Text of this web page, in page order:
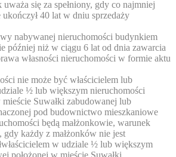
się za spełniony, gdy co najmniej
ukończył 40 lat w dniu sprzedaży
nabywanej nieruchomości budynkiem
później niż w ciągu 6 lat od dnia zawarcia
własności nieruchomości w formie aktu
nie może być właścicielem lub
½ lub większym nieruchomości
Suwałki zabudowanej lub
pod budownictwo mieszkaniowe
będą małżonkowie, warunek
gdy każdy z małżonków nie jest
w udziale ½ lub większym